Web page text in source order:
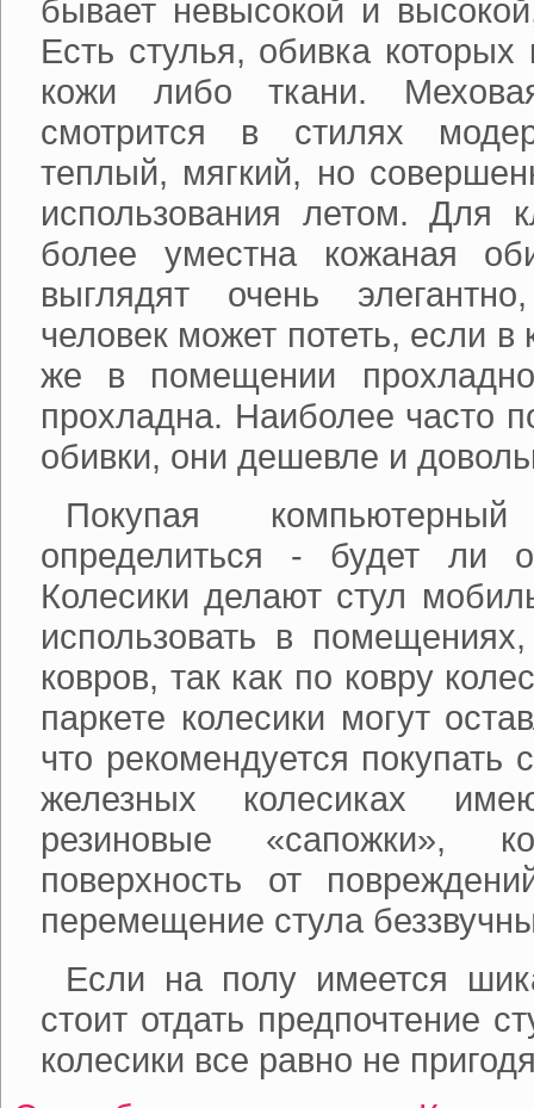
бывает невысокой и
Есть стулья, обивка
кожи либо ткани.
смотрится в стилях
теплый, мягкий, но
использования летом. Для
более уместна кожаная
выглядят очень
человек может потеть, если в
же в помещении
прохладна. Наиболее часто
обивки, они дешевле и
Покупая
определиться - будет ли
Колесики делают стул
использовать в
ковров, так как по ковру
паркете колесики могут
что рекомендуется покупать
железных колесиках
резиновые «сапожки»,
поверхность от
перемещение стула
Если на полу имеется
стоит отдать предпочтение
колесики все равно не